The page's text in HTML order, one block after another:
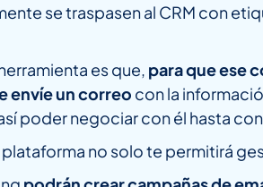
se traspasen al CRM con
es que, para que ese
envíe un correo con la
poder negociar con él hasta
plataforma no solo te permitirá